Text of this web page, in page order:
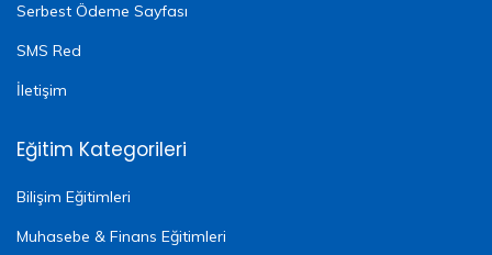
Serbest Ödeme Sayfası
SMS Red
İletişim
Eğitim Kategorileri
Bilişim Eğitimleri
Muhasebe & Finans Eğitimleri